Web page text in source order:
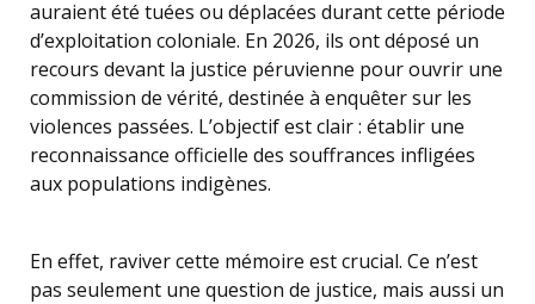
auraient été tuées ou déplacées durant cette période
d’exploitation coloniale. En 2026, ils ont déposé un
recours devant la justice péruvienne pour ouvrir une
commission de vérité, destinée à enquêter sur les
violences passées. L’objectif est clair : établir une
reconnaissance officielle des souffrances infligées
aux populations indigènes.
En effet, raviver cette mémoire est crucial. Ce n’est
pas seulement une question de justice, mais aussi un